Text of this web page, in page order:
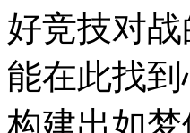
好竞技对
能在此找
构建出如